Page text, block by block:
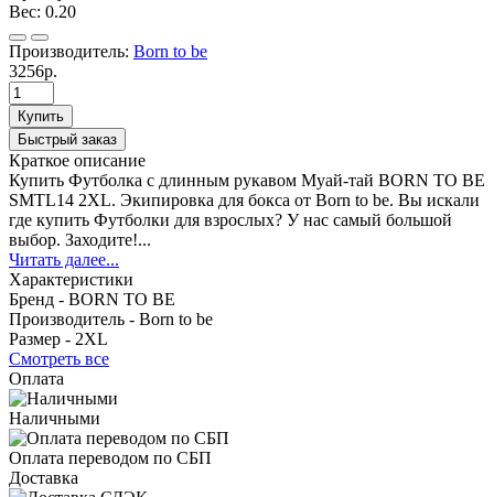
Вес: 0.20
Производитель: Born to be
3256р.
Купить
Быстрый заказ
Краткое описание
Купить Футболка с длинным рукавом Муай-тай BORN TO BE
SMTL14 2XL. Экипировка для бокса от Born to be. Вы искали
где купить Футболки для взрослых? У нас самый большой
выбор. Заходите!...
Читать далее...
Характеристики
Бренд - BORN TO BE
Производитель - Born to be
Размер - 2XL
Смотреть все
Оплата
Наличными
Оплата переводом по СБП
Доставка